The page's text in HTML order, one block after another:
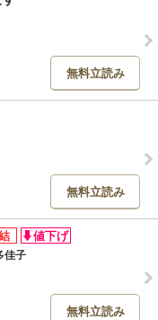
無料立読み
無料立読み
佳子
無料立読み